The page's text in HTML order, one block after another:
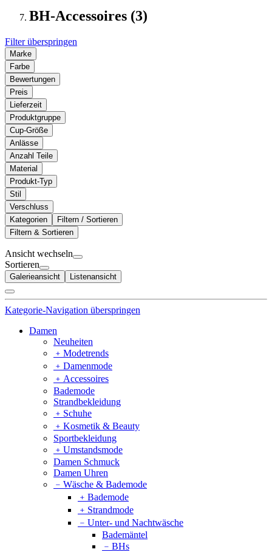
BH-Accessoires (3)
Filter überspringen
Marke
Farbe
Bewertungen
Preis
Lieferzeit
Produktgruppe
Cup-Größe
Anlässe
Anzahl Teile
Material
Produkt-Typ
Stil
Verschluss
Kategorien
Filtern / Sortieren
Filtern & Sortieren
Ansicht wechseln
Sortieren
Galerieansicht Listenansicht
Kategorie-Navigation überspringen
Damen
Neuheiten
﹢ Modetrends
﹢ Damenmode
﹢ Accessoires
Bademode
Strandbekleidung
﹢ Schuhe
﹢ Kosmetik & Beauty
Sportbekleidung
﹢ Umstandsmode
Damen Schmuck
Damen Uhren
﹣ Wäsche & Bademode
﹢ Bademode
﹢ Strandmode
﹣ Unter- und Nachtwäsche
Bademäntel
﹣ BHs